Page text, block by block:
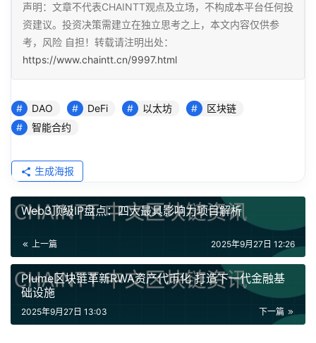
声明：文章不代表CHAINTT观点及立场，不构成本平台任何投
资建议。投资决策需建立在独立思考之上，本文内容仅供参
考，风险 自担！转载请注明出处：
https://www.chaintt.cn/9997.html
DAO DeFi 以太坊
区块链
智能合约
生成海报
Web3顶级IP盘点：四大最具影响力项目解析
上一篇 2025年9月27日 12:26
Plume区块链革新RWA资产代币化 打造下一代金融基
础设施
下一篇
2025年9月27日 13:03